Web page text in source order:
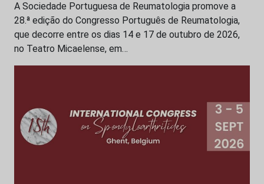
A Sociedade Portuguesa de Reumatologia promove a
28.ª edição do Congresso Português de Reumatologia,
que decorre entre os dias 14 e 17 de outubro de 2026,
no Teatro Micaelense, em…